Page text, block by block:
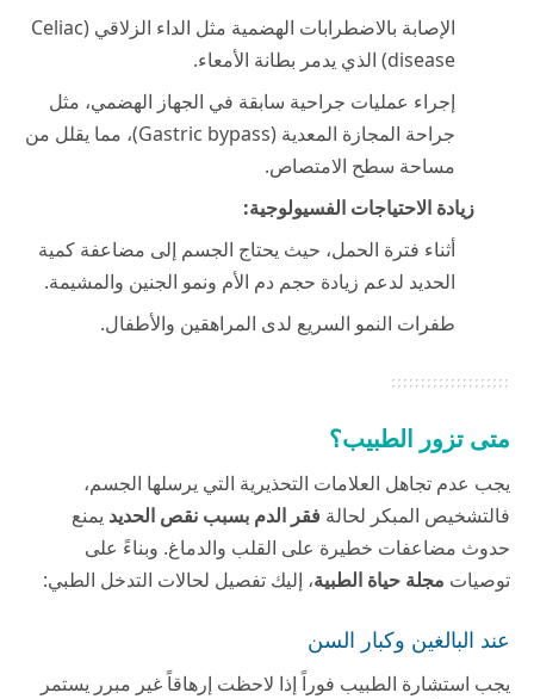
الإصابة بالاضطرابات الهضمية مثل الداء الزلاقي (Celiac
disease) الذي يدمر بطانة الأمعاء.
إجراء عمليات جراحية سابقة في الجهاز الهضمي، مثل
جراحة المجازة المعدية (Gastric bypass)، مما يقلل من
مساحة سطح الامتصاص.
زيادة الاحتياجات الفسيولوجية:
أثناء فترة الحمل، حيث يحتاج الجسم إلى مضاعفة كمية
الحديد لدعم زيادة حجم دم الأم ونمو الجنين والمشيمة.
طفرات النمو السريع لدى المراهقين والأطفال.
متى تزور الطبيب؟
يجب عدم تجاهل العلامات التحذيرية التي يرسلها الجسم،
فالتشخيص المبكر لحالة فقر الدم بسبب نقص الحديد يمنع
حدوث مضاعفات خطيرة على القلب والدماغ. وبناءً على
توصيات مجلة حياة الطبية، إليك تفصيل لحالات التدخل الطبي:
عند البالغين وكبار السن
يجب استشارة الطبيب فوراً إذا لاحظت إرهاقاً غير مبرر يستمر